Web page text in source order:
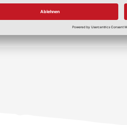
*Alle Preise in Euro, inkl. gesetzlicher